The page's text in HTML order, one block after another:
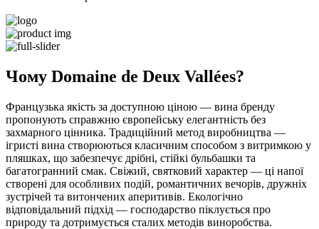
Чому Domaine de Deux Vallées?
Французька якість за доступною ціною — вина бренду
пропонують справжню європейську елегантність без
захмарного цінника. Традиційний метод виробництва —
ігристі вина створюються класичним способом з витримкою у
пляшках, що забезпечує дрібні, стійкі бульбашки та
багатогранний смак. Свіжий, святковий характер — ці напої
створені для особливих подій, романтичних вечорів, дружніх
зустрічей та витончених аперитивів. Екологічно
відповідальний підхід — господарство піклується про
природу та дотримується сталих методів виноробства.